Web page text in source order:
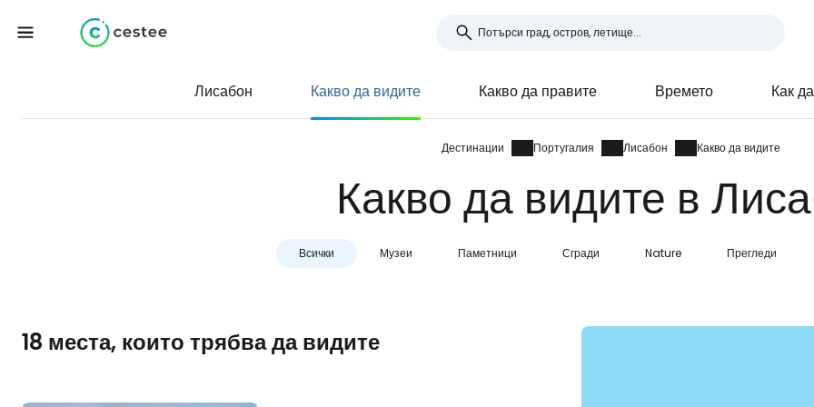
Лисабон Какво да видите Какво да правите Времето Как
Дестинации Португалия Лисабон Какво да видите
Какво да видите в
Всички Музеи Паметници Сгради Nature Прегледи
18 места, които трябва да видите